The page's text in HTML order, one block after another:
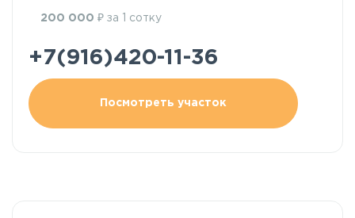
200 000 ₽ за 1 сотку
+7(916)420-11-36
Посмотреть участок